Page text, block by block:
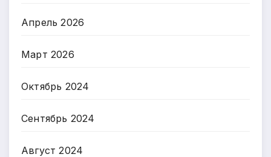
Апрель 2026
Март 2026
Октябрь 2024
Сентябрь 2024
Август 2024